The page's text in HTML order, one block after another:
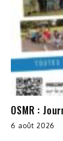
OSMR :
6 août 2026